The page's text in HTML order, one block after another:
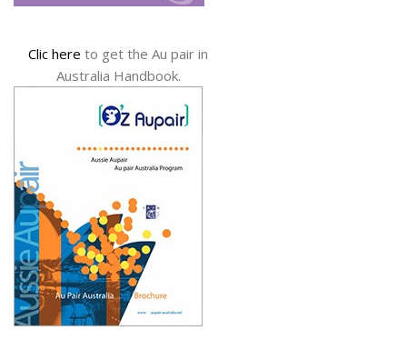
Clic here to get the Au pair in
Australia Handbook.